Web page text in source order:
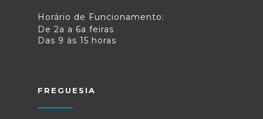
Horário de Funcionamento:
De 2a a 6a feiras
Das 9 às 15 horas
FREGUESIA